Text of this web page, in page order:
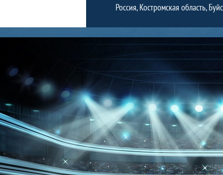
Россия, Костромская область,